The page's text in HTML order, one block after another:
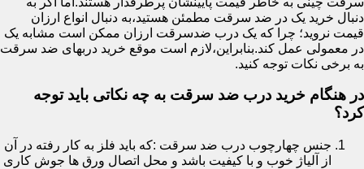
دنبال خرید یک در ضد سرقت مطمئن هستید،به دنبال انواع ارزان
قیمت نروید؛ چرا که یک درب ضدسرقت ارزان ممکن است مشابه یک
در معمولی عمل کند.بنابراین،لازم است موقع خرید دربهای ضد سرقت
به برخی نکات توجه کنید.
در هنگام خرید درب ضد سرقت به چه نکاتی باید توجه
کرد؟
جنس چهارچوب درب ضد سرقت :که باید فلز به کار رفته در آن
از آلیاژ خوب و با کیفیت باشد و محل اتصال ورق ها جوش کاری